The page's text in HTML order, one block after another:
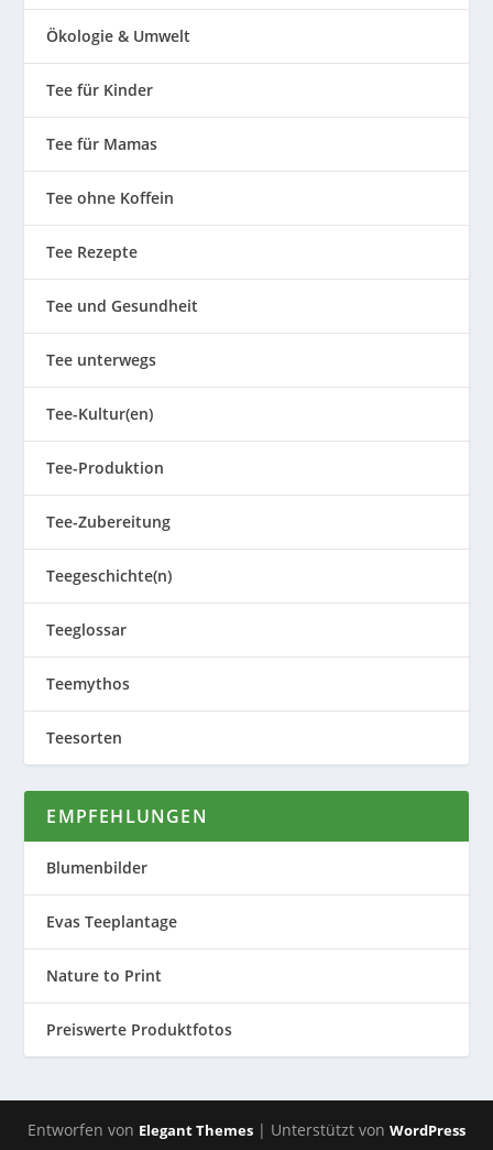
Ökologie & Umwelt
Tee für Kinder
Tee für Mamas
Tee ohne Koffein
Tee Rezepte
Tee und Gesundheit
Tee unterwegs
Tee-Kultur(en)
Tee-Produktion
Tee-Zubereitung
Teegeschichte(n)
Teeglossar
Teemythos
Teesorten
EMPFEHLUNGEN
Blumenbilder
Evas Teeplantage
Nature to Print
Preiswerte Produktfotos
Entworfen von Elegant Themes | Unterstützt von WordPress